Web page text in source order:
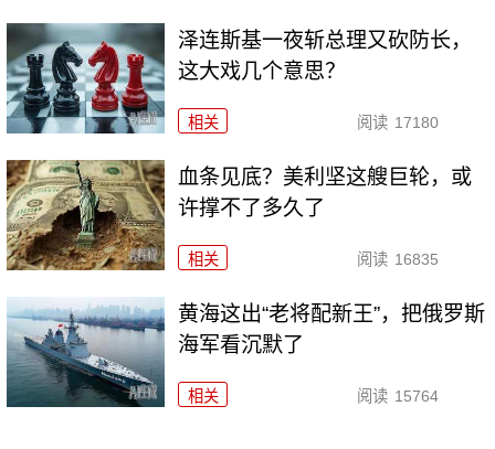
泽连斯基一夜斩总理又砍防长，
这大戏几个意思？
相关 阅读 17180
血条见底？美利坚这艘巨轮，或
许撑不了多久了
相关 阅读 16835
黄海这出“老将配新王”，把俄罗斯
海军看沉默了
相关 阅读 15764